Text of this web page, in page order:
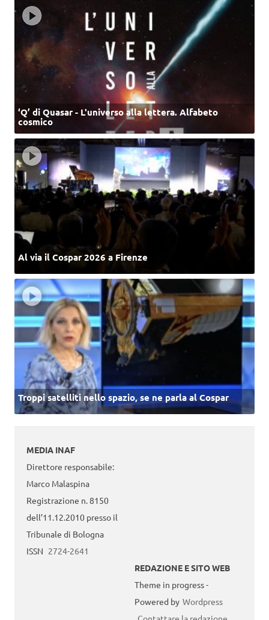
‘Q’ di Quasar - L'universo alla lettera. Alfabeto
cosmico
Al via il Cospar 2026 a Firenze
Troppi satelliti nello spazio, se ne parla al Cospar
MEDIA INAF
Direttore responsabile:
Marco Malaspina
Registrazione n. 8150
dell’11.12.2010 presso il
Tribunale di Bologna
ISSN 2724-2641
REDAZIONE E SITO WEB
Theme in progress -
Powered by Wordpress